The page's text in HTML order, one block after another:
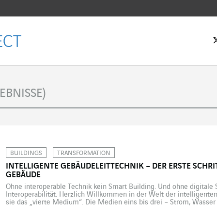
BUILDINGS TRANSFORMATION
INTELLIGENTE GEBÄUDELEITTECHNIK – DER ERSTE
GEBÄUDE
Ohne interoperable Technik kein Smart Building. Und ohne
Interoperabilität. Herzlich Willkommen in der Welt der
sie das „vierte Medium“. Die Medien eins bis drei – Strom,